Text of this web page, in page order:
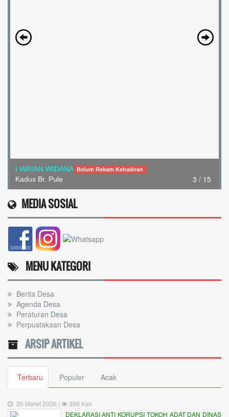
3 / 15
I WAYAN WIDANA Belum Rekam Kehadiran
Kadus Br. Pule
MEDIA SOSIAL
MENU KATEGORI
Berita Desa
Agenda Desa
Peraturan Desa
Perpustakaan Desa
ARSIP ARTIKEL
Terbaru Populer Acak
20 Maret 2026 |
398 Kali
DEKLARASI ANTI KORUPSI TOKOH ADAT DAN DINAS